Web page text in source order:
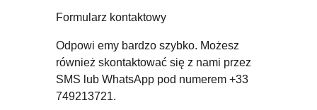
Formularz kontaktowy
Odpowi emy bardzo szybko. Możesz
również skontaktować się z nami przez
SMS lub WhatsApp pod numerem +33
749213721.